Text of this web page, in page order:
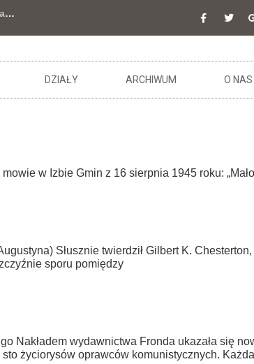
…
DZIAŁY ARCHIWUM O NAS
w Izbie Gmin z 16 sierpnia 1945 roku:
Słusznie twierdził Gilbert K.
sporu pomiędzy
Nakładem wydawnictwa Fronda ukazała się
sto życiorysów oprawców komunistycznych.